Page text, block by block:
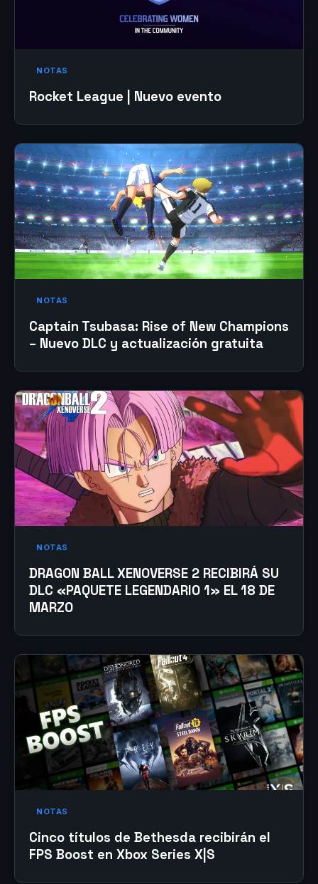
NOTAS
Rocket League | Nuevo evento
NOTAS
Captain Tsubasa: Rise of New Champions
– Nuevo DLC y actualización gratuita
NOTAS
DRAGON BALL XENOVERSE 2 RECIBIRÁ SU
DLC «PAQUETE LEGENDARIO 1» EL 18 DE
MARZO
NOTAS
Cinco títulos de Bethesda recibirán el
FPS Boost en Xbox Series X|S